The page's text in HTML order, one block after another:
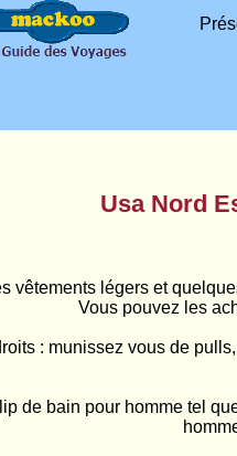
Usa Nord
vêtements légers et
Vous pouvez les
: munissez vous de
de bain pour homme tel
Présent à